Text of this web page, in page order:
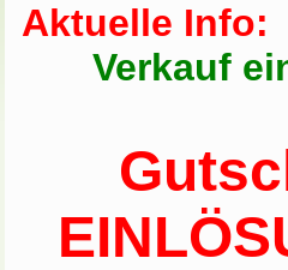
Aktuelle Info:
Verkauf